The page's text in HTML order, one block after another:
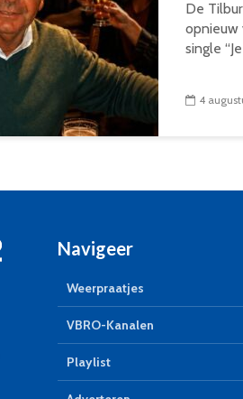
De
opnieuw
single
4
Navigeer
Weerpraatjes
VBRO-Kanalen
Playlist